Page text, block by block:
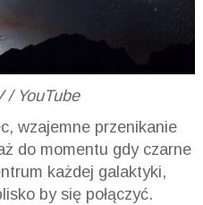
/ YouTube
wzajemne przenikanie
do momentu gdy czarne
każdej galaktyki,
by się połączyć.